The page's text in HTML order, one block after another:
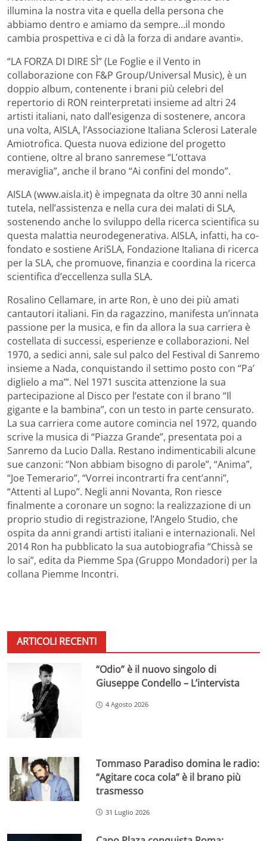
illumina la nostra vita e quella della persona che
abbiamo dentro e amiamo da sempre…il mondo
cambia prospettiva e ci dà la forza di andare avanti».
“LA FORZA DI DIRE SÌ” (Le Foglie e il Vento in
collaborazione con F&P Group/Universal Music), è un
doppio album, contenente i brani più celebri del
repertorio di RON reinterpretati insieme ad altri 24
artisti italiani, nato dall’esigenza di sostenere, ancora
una volta, AISLA, l’Associazione Italiana Sclerosi Laterale
Amiotrofica. Questa nuova edizione del progetto
contiene, oltre al brano sanremese “L’ottava
meraviglia”, anche il brano “Ai confini del mondo”.
AISLA (www.aisla.it) è impegnata da oltre 30 anni nella
tutela, nell’assistenza e nella cura dei malati di SLA,
sostenendo anche lo sviluppo della ricerca scientifica su
questa malattia neurodegenerativa. AISLA, infatti, ha co-
fondato e sostiene AriSLA, Fondazione Italiana di ricerca
per la SLA, che promuove, finanzia e coordina la ricerca
scientifica d’eccellenza sulla SLA.
Rosalino Cellamare, in arte Ron, è uno dei più amati
cantautori italiani. Fin da ragazzino, manifesta un’innata
passione per la musica, e fin da allora la sua carriera è
costellata di successi, esperienze e collaborazioni. Nel
1970, a sedici anni, sale sul palco del Festival di Sanremo
insieme a Nada, conquistando il settimo posto con “Pa’
diglielo a ma’”. Nel 1971 suscita attenzione la sua
partecipazione al Disco per l’estate con il brano “Il
gigante e la bambina”, con un testo in parte censurato.
La sua carriera come autore comincia nel 1972, quando
scrive la musica di “Piazza Grande”, presentata poi a
Sanremo da Lucio Dalla. Restano indimenticabili alcune
sue canzoni: “Non abbiam bisogno di parole”, “Anima”,
“Joe Temerario”, “Vorrei incontrarti fra cent’anni”,
“Attenti al Lupo”. Negli anni Novanta, Ron riesce
finalmente a coronare un sogno: la realizzazione di un
proprio studio di registrazione, l’Angelo Studio, che
ospita da anni grandi artisti italiani e internazionali. Nel
2014 Ron ha pubblicato la sua autobiografia “Chissà se
lo sai”, edita da Piemme Spa (Gruppo Mondadori) per la
collana Piemme Incontri.
ARTICOLI RECENTI
“Odio” è il nuovo singolo di
Giuseppe Condello – L’intervista
4 Agosto 2026
Tommaso Paradiso domina le radio:
“Agitare coca cola” è il brano più
trasmesso
31 Luglio 2026